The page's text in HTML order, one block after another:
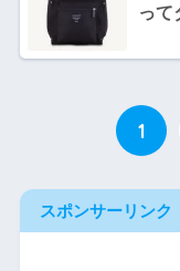
って
1
スポンサーリンク